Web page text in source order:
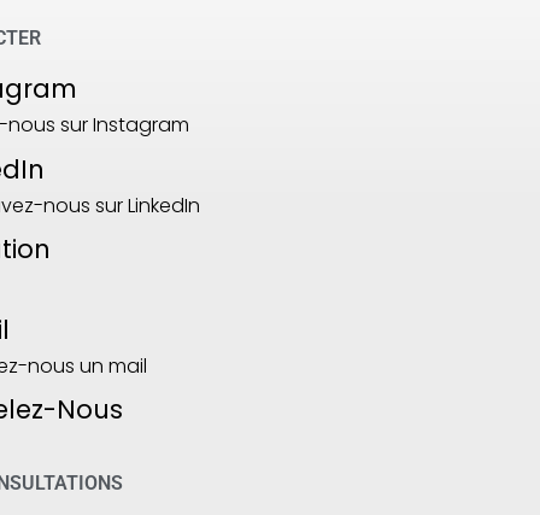
nous sur Instagram
nous sur LinkedIn
nous un mail
Nous